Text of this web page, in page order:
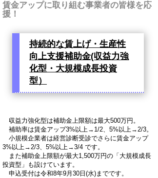
賃金アップに取り組む事業者の皆様を応
援！
持続的な賃上げ・生産性
向上支援補助金(収益力強
化型・大規模成長投資
型）
収益力強化型は補助金上限額は最大500万円。
補助率は賃金アップ3%以上→1/2、5%以上→2/3。
小規模企業者は経営診断受診でさらに賃金アップ
3%以上→2/3、5%以上→3/4 です。
また補助金上限額が最大1,500万円の「大規模成長
投資型」も設けています。
申込受付は令和8年9月30日(水)までです。